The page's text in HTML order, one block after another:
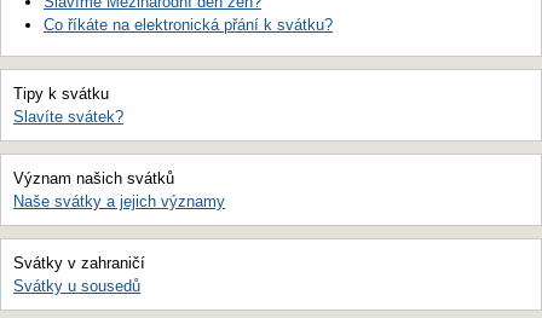
Co říkáte na elektronická přání k svátku?
Tipy k svátku
Slavíte svátek?
Význam našich svátků
Naše svátky a jejich významy
Svátky v zahraničí
Svátky u sousedů